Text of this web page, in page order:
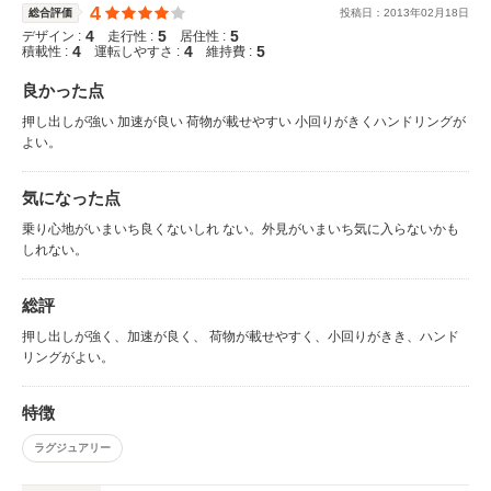
総合評価 4 投稿日： 2013年02 月 18日
デザイン : 4 走行性 : 5 居住性 : 5
積載性 : 4 運転しやすさ : 4 維持費 : 5
良かった点
押し出しが強い 加速が良い 荷物が載せやすい 小回りがきくハンドリングが
よい。
気になった点
乗り心地がいまいち良くないしれ ない。外見がいまいち気に入らないかも
しれない。
総評
押し出しが強く、加速が良く、 荷物が載せやすく、小回りがきき、ハンド
リングがよい。
特徴
ラグジュアリー